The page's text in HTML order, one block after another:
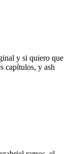
y si quiero que
capítulos, y ash